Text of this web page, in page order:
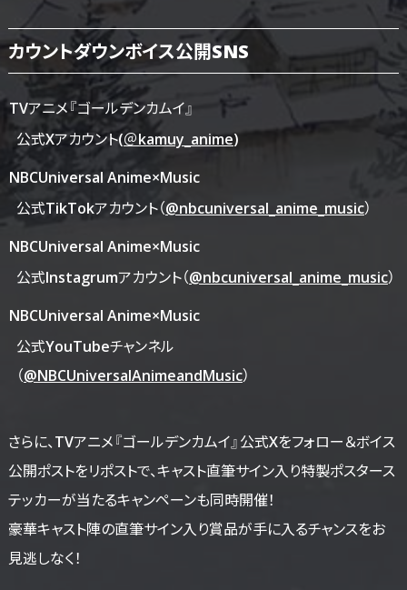
カウントダウンボイス公開SNS
TVアニメ『ゴールデンカムイ』
公式Xアカウント(＠kamuy_anime)
NBCUniversal Anime×Music
公式TikTokアカウント（@nbcuniversal_anime_music）
NBCUniversal Anime×Music
公式Instagrumアカウント（@nbcuniversal_anime_music）
NBCUniversal Anime×Music
公式YouTubeチャンネル
（@NBCUniversalAnimeandMusic）
さらに、TVアニメ『ゴールデンカムイ』公式Xをフォロー＆ボイス
公開ポストをリポストで、キャスト直筆サイン入り特製ポスタース
テッカーが当たるキャンペーンも同時開催！
豪華キャスト陣の直筆サイン入り賞品が手に入るチャンスをお
見逃しなく！